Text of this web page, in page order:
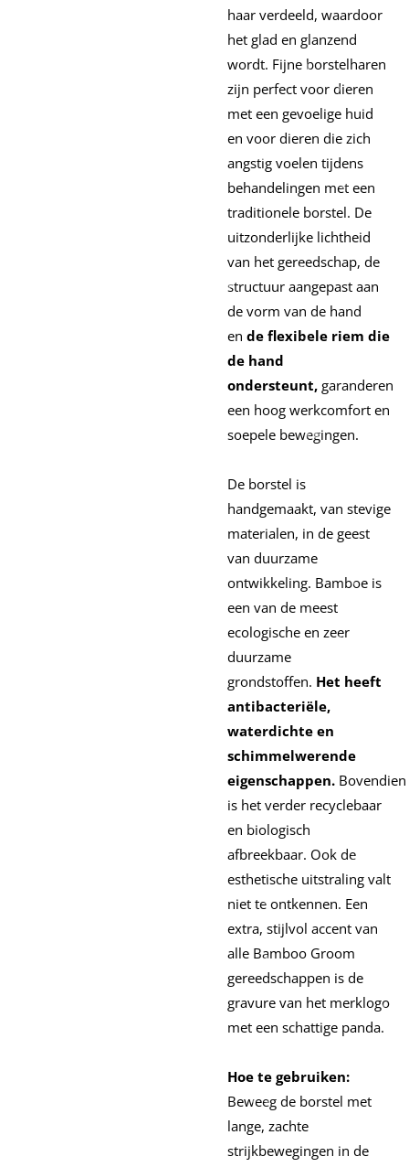
haar verdeeld, waardoor
het glad en glanzend
wordt. Fijne borstelharen
zijn perfect voor dieren
met een gevoelige huid
en voor dieren die zich
angstig voelen tijdens
behandelingen met een
traditionele borstel. De
uitzonderlijke lichtheid
van het gereedschap, de
structuur aangepast aan
de vorm van de hand
en de flexibele riem die
de hand
ondersteunt, garanderen
een hoog werkcomfort en
soepele bewegingen.
De borstel is
handgemaakt, van stevige
materialen, in de geest
van duurzame
ontwikkeling. Bamboe is
een van de meest
ecologische en zeer
duurzame
grondstoffen. Het heeft
antibacteriële,
waterdichte en
schimmelwerende
eigenschappen. Bovendien
is het verder recyclebaar
en biologisch
afbreekbaar. Ook de
esthetische uitstraling valt
niet te ontkennen. Een
extra, stijlvol accent van
alle Bamboo Groom
gereedschappen is de
gravure van het merklogo
met een schattige panda.
Hoe te gebruiken:
Beweeg de borstel met
lange, zachte
strijkbewegingen in de